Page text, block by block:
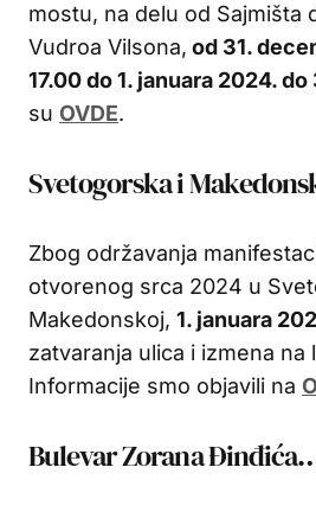
mostu, na delu od Sajmišta
Vudroa Vilsona, od 31.
17.00 do 1. januara 2024.
su OVDE.
Svetogorska i
Zbog održavanja
otvorenog srca 2024 u
Makedonskoj, 1. januara
zatvaranja ulica i izmena na
Informacije smo objavili na
Bulevar Zorana